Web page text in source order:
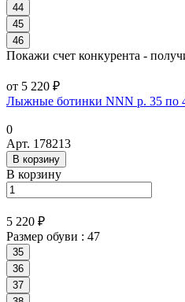
44
45
46
Покажи счет конкурента -
от 5 220 ₽
Лыжные ботинки NNN р. 35 по
0
Арт. 178213
В корзину
В корзину
5 220 ₽
Размер обуви : 47
35
36
37